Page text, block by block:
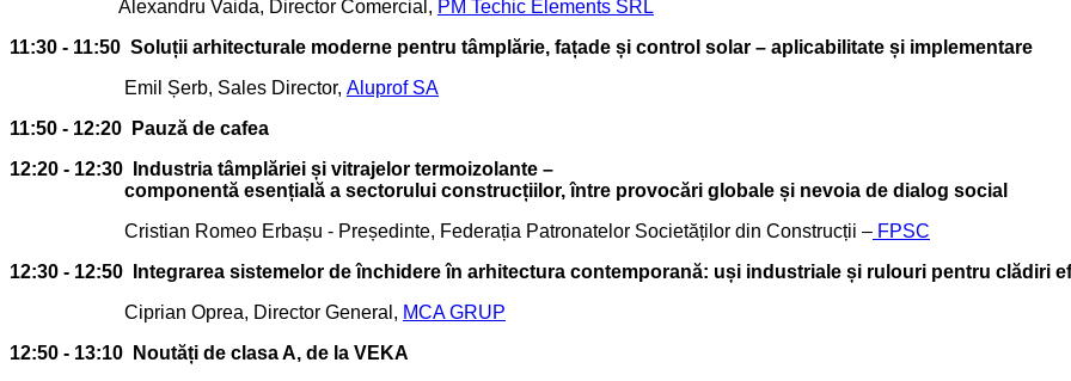
Alexandru Vaida, Director Comercial, PM Techic Elements SRL
11:30 - 11:50 Soluții arhitecturale moderne pentru tâmplărie, fațade și control solar – aplicabilitate și implementare
Emil Șerb, Sales Director, Aluprof SA
11:50 - 12:20
Pauză de cafea
12:20 - 12:30
Industria tâmplăriei și vitrajelor termoizolante –
componentă esențială a sectorului construcțiilor, între provocări globale și nevoia de dialog social
Cristian Romeo Erbașu - Președinte, Federația Patronatelor Societăților din Construcții – FPSC
12:30 - 12:50
Integrarea sistemelor de închidere în arhitectura contemporană: uși industriale și rulouri pentru clădiri
Ciprian Oprea, Director General, MCA GRUP
12:50 - 13:10
Noutăți de clasa A, de la VEKA